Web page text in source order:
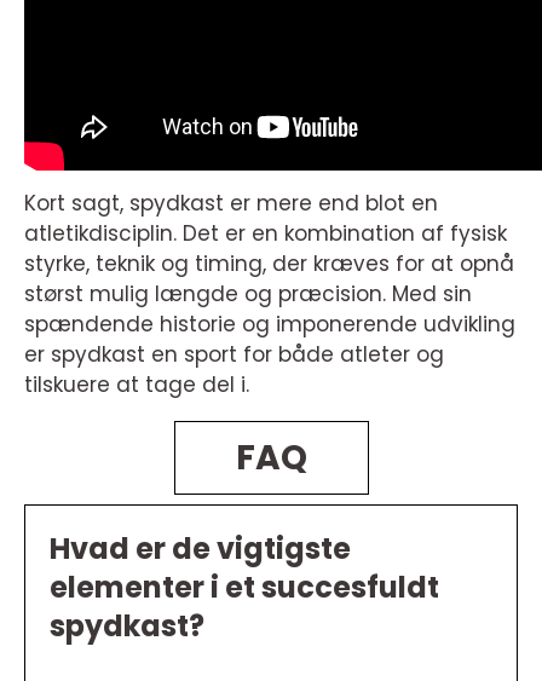
Kort sagt, spydkast er mere end blot en
atletikdisciplin. Det er en kombination af fysisk
styrke, teknik og timing, der kræves for at opnå
størst mulig længde og præcision. Med sin
spændende historie og imponerende udvikling
er spydkast en sport for både atleter og
tilskuere at tage del i.
FAQ
Hvad er de vigtigste
elementer i et succesfuldt
spydkast?